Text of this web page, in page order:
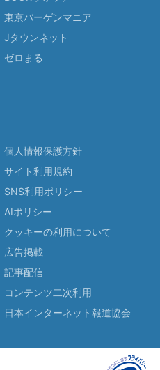
東京バーゲンマニア
Jタウンネット
ゼロまる
個人情報保護方針
サイト利用規約
SNS利用ポリシー
AIポリシー
クッキーの利用について
広告掲載
記事配信
コンテンツ二次利用
日本インターネット報道協会